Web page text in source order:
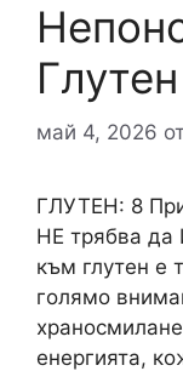
Глутен
май 4, 2026
ГЛУТЕН: 8
НЕ трябва да
към глутен е
голямо
енергията,